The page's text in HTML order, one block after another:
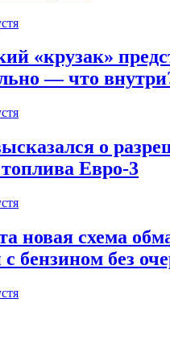
«крузак»
— что
о
Евро-3
новая схема
бензином без